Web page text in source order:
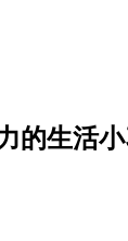
的生活